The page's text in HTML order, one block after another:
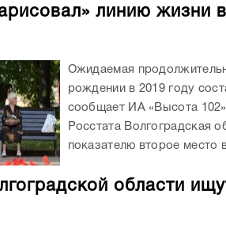
линию жизни
Ожидаемая
рождении в 2019 году
сообщает ИА «Высота
Росстата Волгоградская
показателю второе
области